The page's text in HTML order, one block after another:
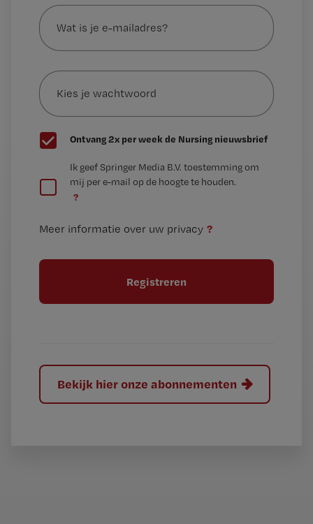
Wat
is
je
mailadres?
Kies
je
wachtwoord
G
e
t
Ontvang 2x per week de Nursing nieuwsbrief
e
t
l
Ik geef Springer Media B.V. toestemming om
mij per e-mail op de hoogte te houden.
?
Meer informatie over uw privacy ?
Bekijk hier onze abonnementen